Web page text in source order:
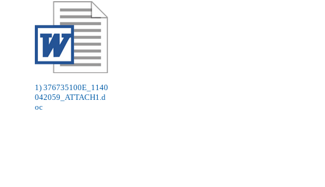
1) 376735100E_1140
042059_ATTACH1.d
oc